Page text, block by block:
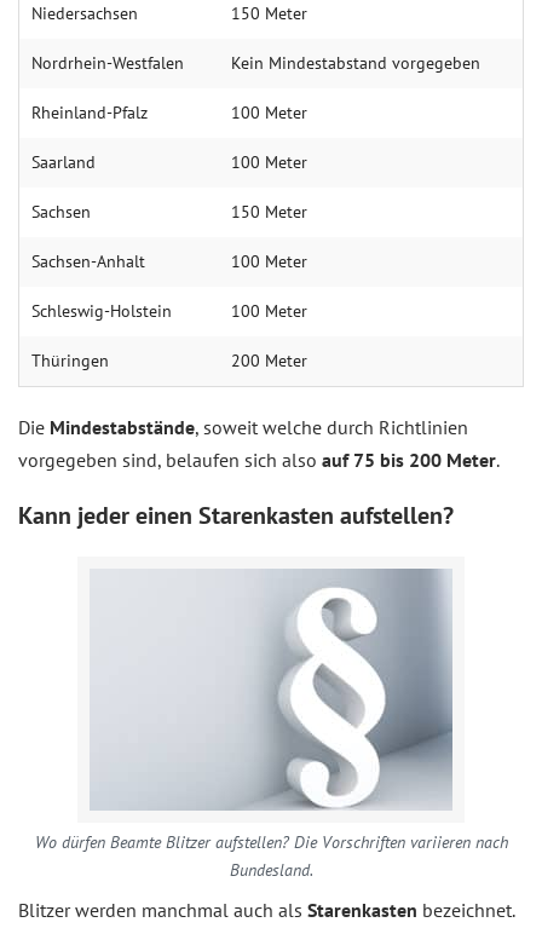
Niedersachsen 150 Meter
Nordrhein-Westfalen Kein Mindestabstand vorgegeben
Rheinland-Pfalz 100 Meter
Saarland 100 Meter
Sachsen 150 Meter
Sachsen-Anhalt 100 Meter
Schleswig-Holstein 100 Meter
Thüringen 200 Meter
Die Mindestabstände, soweit welche durch Richtlinien
vorgegeben sind, belaufen sich also auf 75 bis 200 Meter.
Kann jeder einen Starenkasten aufstellen?
Wo dürfen Beamte Blitzer aufstellen? Die Vorschriften variieren nach
Bundesland.
Blitzer werden manchmal auch als Starenkasten bezeichnet.